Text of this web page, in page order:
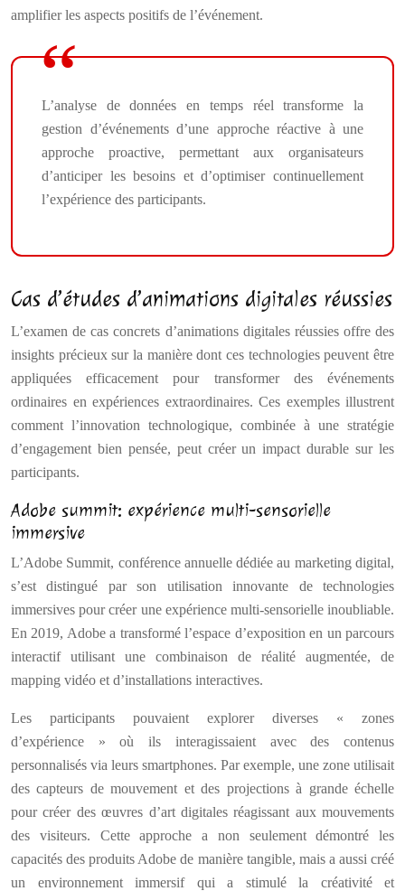
amplifier les aspects positifs de l’événement.
L’analyse de données en temps réel transforme la
gestion d’événements d’une approche réactive à une
approche proactive, permettant aux organisateurs
d’anticiper les besoins et d’optimiser continuellement
l’expérience des participants.
Cas d’études d’animations digitales réussies
L’examen de cas concrets d’animations digitales réussies offre des
insights précieux sur la manière dont ces technologies peuvent être
appliquées efficacement pour transformer des événements
ordinaires en expériences extraordinaires. Ces exemples illustrent
comment l’innovation technologique, combinée à une stratégie
d’engagement bien pensée, peut créer un impact durable sur les
participants.
Adobe summit: expérience multi-sensorielle
immersive
L’Adobe Summit, conférence annuelle dédiée au marketing digital,
s’est distingué par son utilisation innovante de technologies
immersives pour créer une expérience multi-sensorielle inoubliable.
En 2019, Adobe a transformé l’espace d’exposition en un parcours
interactif utilisant une combinaison de réalité augmentée, de
mapping vidéo et d’installations interactives.
Les participants pouvaient explorer diverses « zones
d’expérience » où ils interagissaient avec des contenus
personnalisés via leurs smartphones. Par exemple, une zone utilisait
des capteurs de mouvement et des projections à grande échelle
pour créer des œuvres d’art digitales réagissant aux mouvements
des visiteurs. Cette approche a non seulement démontré les
capacités des produits Adobe de manière tangible, mais a aussi créé
un environnement immersif qui a stimulé la créativité et